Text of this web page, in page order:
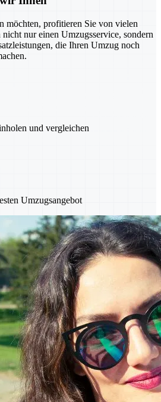
möchten, profitieren Sie von vielen
nur einen Umzugsservice, sondern
die Ihren Umzug noch
und vergleichen
Umzugsangebot